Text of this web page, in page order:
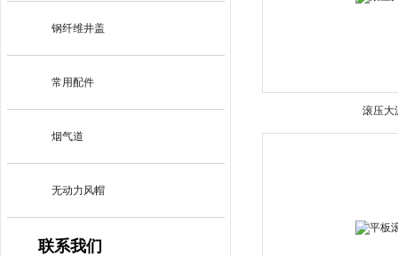
钢纤维井盖
常用配件
烟气道
无动力风帽
联系我们
滚压大